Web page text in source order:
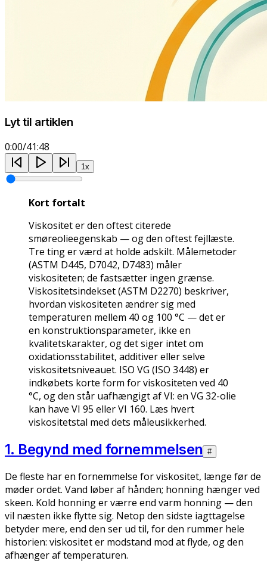
Lyt til artiklen
0:00/41:48
1x
Kort fortalt
Viskositet er den oftest citerede
smøreolieegenskab — og den oftest fejllæste.
Tre ting er værd at holde adskilt. Målemetoder
(ASTM D445, D7042, D7483) måler
viskositeten; de fastsætter ingen grænse.
Viskositetsindekset (ASTM D2270) beskriver,
hvordan viskositeten ændrer sig med
temperaturen mellem 40 og 100 °C — det er
en konstruktionsparameter, ikke en
kvalitetskarakter, og det siger intet om
oxidationsstabilitet, additiver eller selve
viskositetsniveauet. ISO VG (ISO 3448) er
indkøbets korte form for viskositeten ved 40
°C, og den står uafhængigt af VI: en VG 32-olie
kan have VI 95 eller VI 160. Læs hvert
viskositetstal med dets måleusikkerhed.
1. Begynd med fornemmelsen #
De fleste har en fornemmelse for viskositet, længe før de
møder ordet. Vand løber af hånden; honning hænger ved
skeen. Kold honning er værre end varm honning — den
vil næsten ikke flytte sig. Netop den sidste iagttagelse
betyder mere, end den ser ud til, for den rummer hele
historien: viskositet er modstand mod at flyde, og den
afhænger af temperaturen.